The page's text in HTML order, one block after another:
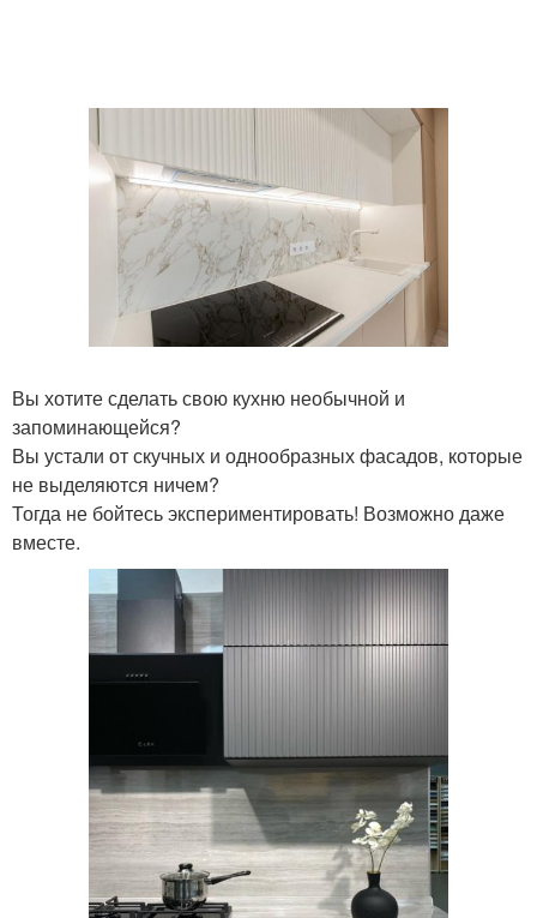
Вы хотите сделать свою кухню необычной и
запоминающейся?
Вы устали от скучных и однообразных фасадов, которые
не выделяются ничем?
Тогда не бойтесь экспериментировать! Возможно даже
вместе.